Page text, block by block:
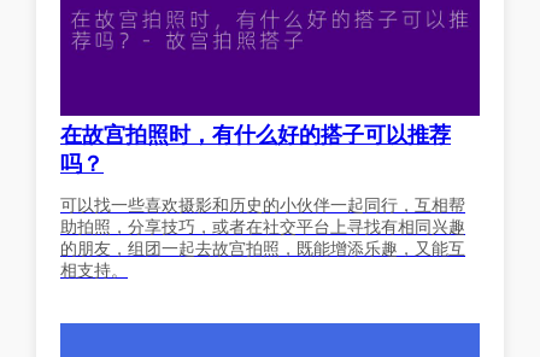
在故宫拍照时，有什么好的搭子可以推荐
吗？
可以找一些喜欢摄影和历史的小伙伴一起同行，互相帮
助拍照，分享技巧，或者在社交平台上寻找有相同兴趣
的朋友，组团一起去故宫拍照，既能增添乐趣，又能互
相支持。